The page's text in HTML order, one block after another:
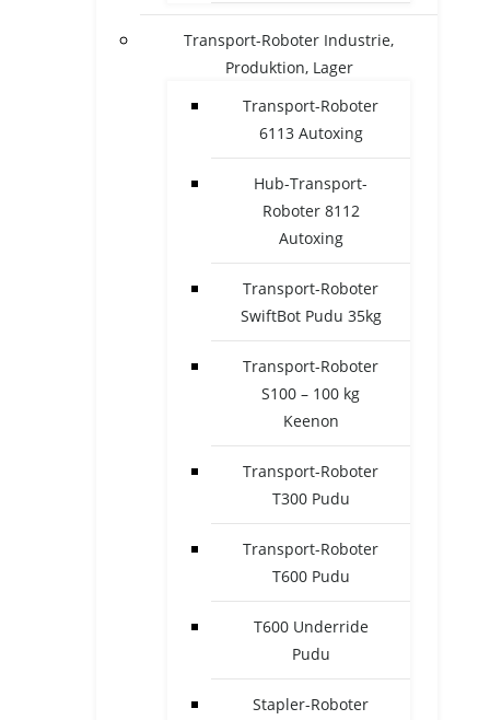
Transport-Roboter Industrie,
Produktion, Lager
Transport-Roboter
6113 Autoxing
Hub-Transport-
Roboter 8112
Autoxing
Transport-Roboter
SwiftBot Pudu 35kg
Transport-Roboter
S100 – 100 kg
Keenon
Transport-Roboter
T300 Pudu
Transport-Roboter
T600 Pudu
T600 Underride
Pudu
Stapler-Roboter